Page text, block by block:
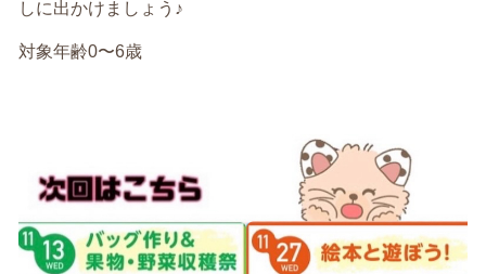
しに出かけましょう♪
対象年齢0〜6歳